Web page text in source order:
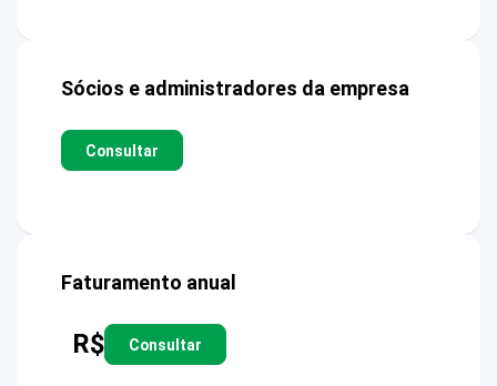
Sócios e administradores da empresa
Consultar
Faturamento anual
R$ Consultar